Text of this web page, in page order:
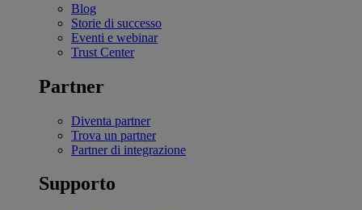
Blog
Storie di successo
Eventi e webinar
Trust Center
Partner
Diventa partner
Trova un partner
Partner di integrazione
Supporto